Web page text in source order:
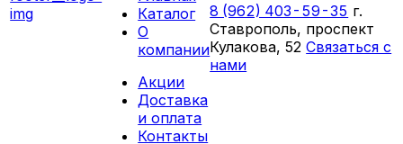
Каталог
О
компании
Акции
Доставка
и оплата
Контакты
8 (962) 403-59-35 г.
Ставрополь, проспект
Кулакова, 52Связаться с
нами